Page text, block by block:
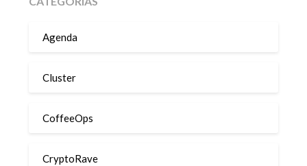
Agenda
Cluster
CoffeeOps
CryptoRave